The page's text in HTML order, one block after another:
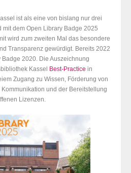
ist als eine von bislang nur drei
mit dem Open Library Badge 2025
wird zum zweiten Mal das besondere
Transparenz gewürdigt. Bereits 2022
2020. Die Auszeichnung
Kassel
Best-Practice in
Zugang zu Wissen, Förderung von
und der Bereitstellung
Lizenzen.